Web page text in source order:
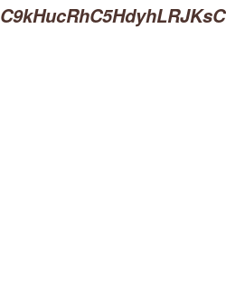
C9kHucRhC5HdyhLRJKsC